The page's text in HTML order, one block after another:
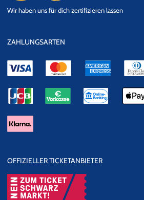
Datensicherheit
Wir haben uns für dich zertifizieren lassen
ZAHLUNGSARTEN
OFFIZIELLER TICKETANBIETER